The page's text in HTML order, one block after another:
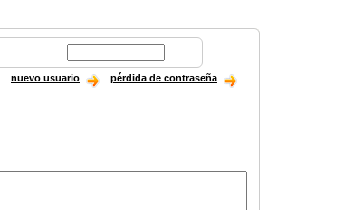
nuevo usuario pérdida de contraseña